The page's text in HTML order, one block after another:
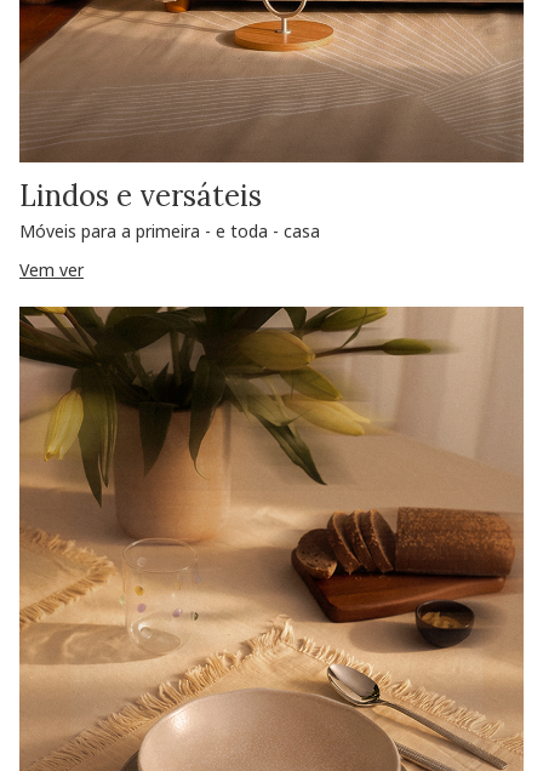
Lindos e versáteis
Móveis para a primeira - e toda - casa
Vem ver